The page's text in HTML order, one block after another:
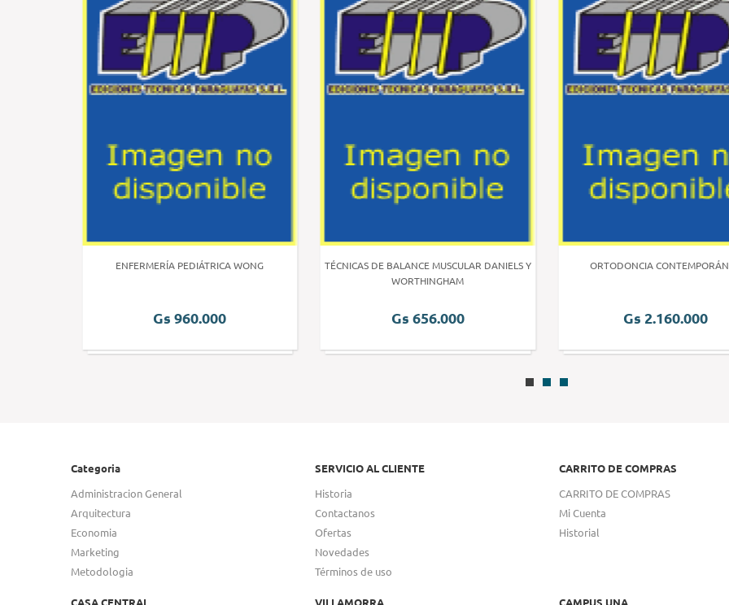
ENFERMERÍA PEDIÁTRICA WONG
Gs 960.000
TÉCNICAS DE BALANCE MUSCULAR DANIELS Y
WORTHINGHAM
Gs 656.000
ORTODONCIA
Gs 2.160.000
Categoria
Administracion General
Arquitectura
Economia
Marketing
Metodologia
SERVICIO AL CLIENTE
Historia
Contactanos
Ofertas
Novedades
Términos de uso
CARRITO DE COMPRAS
CARRITO DE COMPRAS
Mi Cuenta
Historial
CASA CENTRAL VILLAMORRA CAMPUS UNA